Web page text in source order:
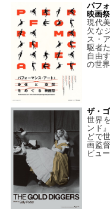
パフ
映画
現代
欠な
ス・
駆者
自由
の世
ザ・
世界
ンド
どで
画監
ビュ